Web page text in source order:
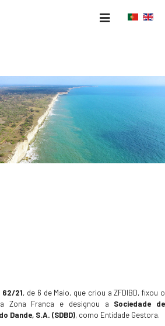
62/21, de 6 de Maio, que criou a ZFDIBD, fixou o
Zona Franca e designou a Sociedade de
Dande, S.A. (SDBD), como Entidade Gestora.